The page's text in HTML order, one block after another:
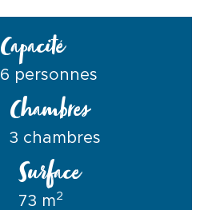
Capacité
6 personnes
Chambres
3 chambres
Surface
73 m2